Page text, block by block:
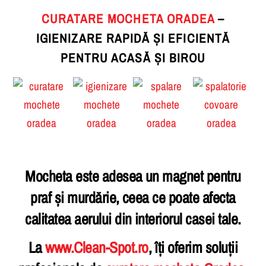
CURATARE MOCHETA ORADEA–
IGIENIZARE RAPIDĂ ȘI EFICIENTĂ
PENTRU ACASĂ ȘI BIROU
Mocheta este adesea un magnet pentru
praf și murdărie, ceea ce poate afecta
calitatea aerului din interiorul casei tale.
Lawww.Clean-Spot.ro, îți oferim soluții